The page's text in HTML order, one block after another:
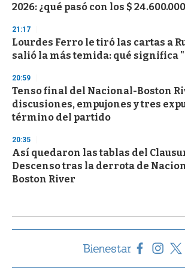
2026: ¿qué pasó con los $
21:17
Lourdes Ferro le tiró las cartas a
salió la más temida: qué significa
20:59
Tenso final del Nacional-Boston
discusiones, empujones y tres
término del partido
20:35
Así quedaron las tablas del
Descenso tras la derrota de
Boston River